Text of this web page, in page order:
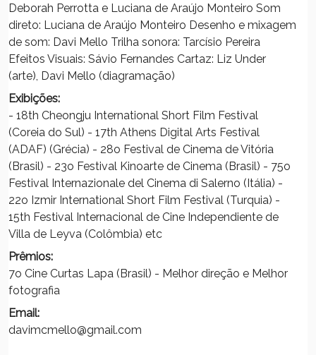
Deborah Perrotta e Luciana de Araújo Monteiro Som
direto: Luciana de Araújo Monteiro Desenho e mixagem
de som: Davi Mello Trilha sonora: Tarcísio Pereira
Efeitos Visuais: Sávio Fernandes Cartaz: Liz Under
(arte), Davi Mello (diagramação)
Exibições:
- 18th Cheongju International Short Film Festival
(Coreia do Sul) - 17th Athens Digital Arts Festival
(ADAF) (Grécia) - 28o Festival de Cinema de Vitória
(Brasil) - 23o Festival Kinoarte de Cinema (Brasil) - 75o
Festival Internazionale del Cinema di Salerno (Itália) -
22o Izmir International Short Film Festival (Turquia) -
15th Festival Internacional de Cine Independiente de
Villa de Leyva (Colômbia) etc
Prêmios:
7o Cine Curtas Lapa (Brasil) - Melhor direção e Melhor
fotografia
Email:
davimcmello@gmail.com